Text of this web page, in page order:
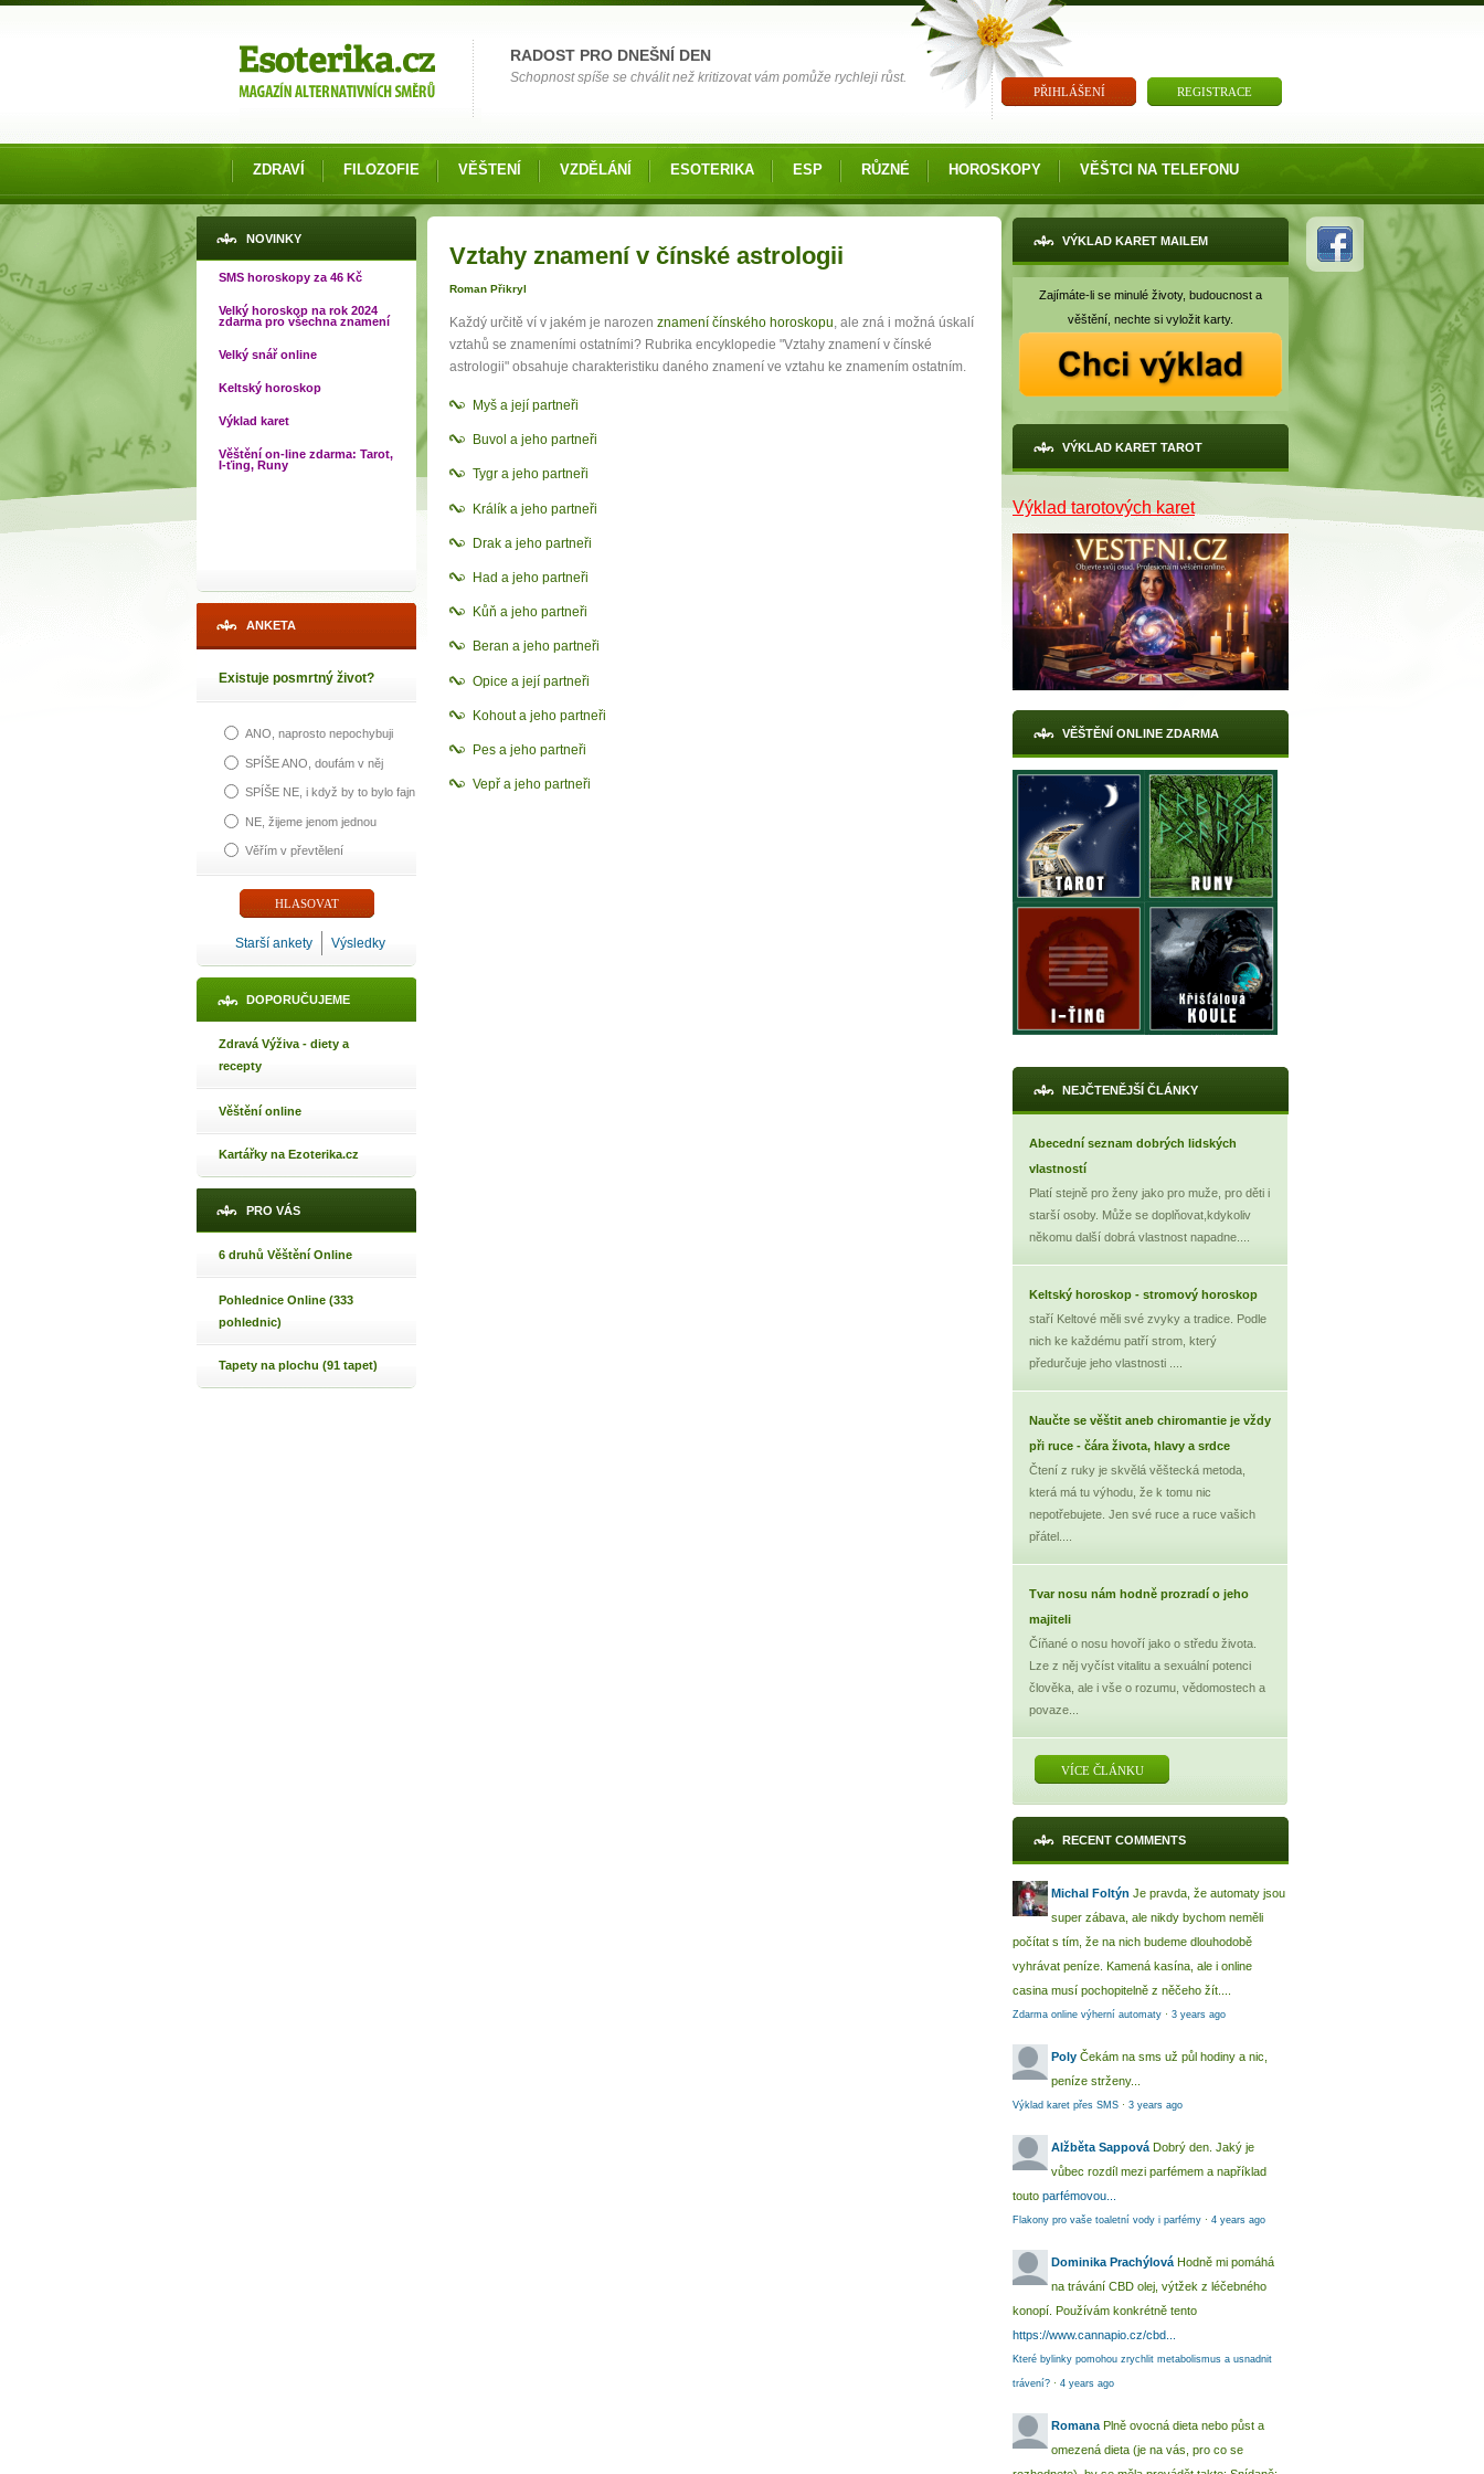
RADOST PRO DNEŠNÍ DEN
Schopnost spíše se chválit než kritizovat vám pomůže rychleji růst.
PŘIHLÁŠENÍ REGISTRACE
ZDRAVÍ FILOZOFIE VĚŠTENÍ VZDĚLÁNÍ ESOTERIKA ESP RŮZNÉ HOROSKOPY VĚŠTCI NA TELEFONU
NOVINKY
SMS horoskopy za 46 Kč
Velký horoskop na rok 2024
zdarma pro všechna znamení
Velký snář online
Keltský horoskop
Výklad karet
Věštění on-line zdarma: Tarot,
I-ťing, Runy
ANKETA
Existuje posmrtný život?
ANO, naprosto nepochybuji
SPÍŠE ANO, doufám v něj
SPÍŠE NE, i když by to bylo fajn
NE, žijeme jenom jednou
Věřím v převtělení
Starší ankety Výsledky
DOPORUČUJEME
Zdravá Výživa - diety a
recepty
Věštění online
Kartářky na Ezoterika.cz
PRO VÁS
6 druhů Věštění Online
Pohlednice Online (333
pohlednic)
Tapety na plochu (91 tapet)
Vztahy znamení v čínské astrologii
Roman Přikryl
Každý určitě ví v jakém je narozen znamení čínského horoskopu, ale zná i možná úskalí
vztahů se znameními ostatními? Rubrika encyklopedie "Vztahy znamení v čínské
astrologii" obsahuje charakteristiku daného znamení ve vztahu ke znamením ostatním.
Myš a její partneři
Buvol a jeho partneři
Tygr a jeho partneři
Králík a jeho partneři
Drak a jeho partneři
Had a jeho partneři
Kůň a jeho partneři
Beran a jeho partneři
Opice a její partneři
Kohout a jeho partneři
Pes a jeho partneři
Vepř a jeho partneři
VÝKLAD KARET MAILEM
Zajímáte-li se minulé životy, budoucnost a
věštění, nechte si vyložit karty.
VÝKLAD KARET TAROT
Výklad tarotových karet
VĚŠTĚNÍ ONLINE ZDARMA
NEJČTENĚJŠÍ ČLÁNKY
Abecední seznam dobrých lidských
vlastností
Platí stejně pro ženy jako pro muže, pro děti i
starší osoby. Může se doplňovat,kdykoliv
někomu další dobrá vlastnost napadne....
Keltský horoskop - stromový horoskop
staří Keltové měli své zvyky a tradice. Podle
nich ke každému patří strom, který
předurčuje jeho vlastnosti ....
Naučte se věštit aneb chiromantie je vždy
při ruce - čára života, hlavy a srdce
Čtení z ruky je skvělá věštecká metoda,
která má tu výhodu, že k tomu nic
nepotřebujete. Jen své ruce a ruce vašich
přátel....
Tvar nosu nám hodně prozradí o jeho
majiteli
Číňané o nosu hovoří jako o středu života.
Lze z něj vyčíst vitalitu a sexuální potenci
člověka, ale i vše o rozumu, vědomostech a
povaze...
VÍCE ČLÁNKU
RECENT COMMENTS
Michal Foltýn Je pravda, že automaty jsou
super zábava, ale nikdy bychom neměli
počítat s tím, že na nich budeme dlouhodobě
vyhrávat peníze. Kamená kasína, ale i online
casina musí pochopitelně z něčeho žít....
Zdarma online výherní automaty · 3 years ago
Poly Čekám na sms už půl hodiny a nic,
peníze strženy...
Výklad karet přes SMS · 3 years ago
Alžběta Sappová Dobrý den. Jaký je
vůbec rozdíl mezi parfémem a například
touto parfémovou...
Flakony pro vaše toaletní vody i parfémy · 4 years ago
Dominika Prachýlová Hodně mi pomáhá
na trávání CBD olej, výtžek z léčebného
konopí. Používám konkrétně tento
https://www.cannapio.cz/cbd...
Které bylinky pomohou zrychlit metabolismus a usnadnit
trávení? · 4 years ago
Romana Plně ovocná dieta nebo půst a
omezená dieta (je na vás, pro co se